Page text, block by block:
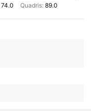
74.0 Quadris: 89.0